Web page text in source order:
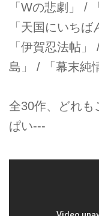
「Wの悲劇」 /
「天国にいち
「伊賀忍法帖
島」 / 「幕末純
全30作、どれも
ぱい---